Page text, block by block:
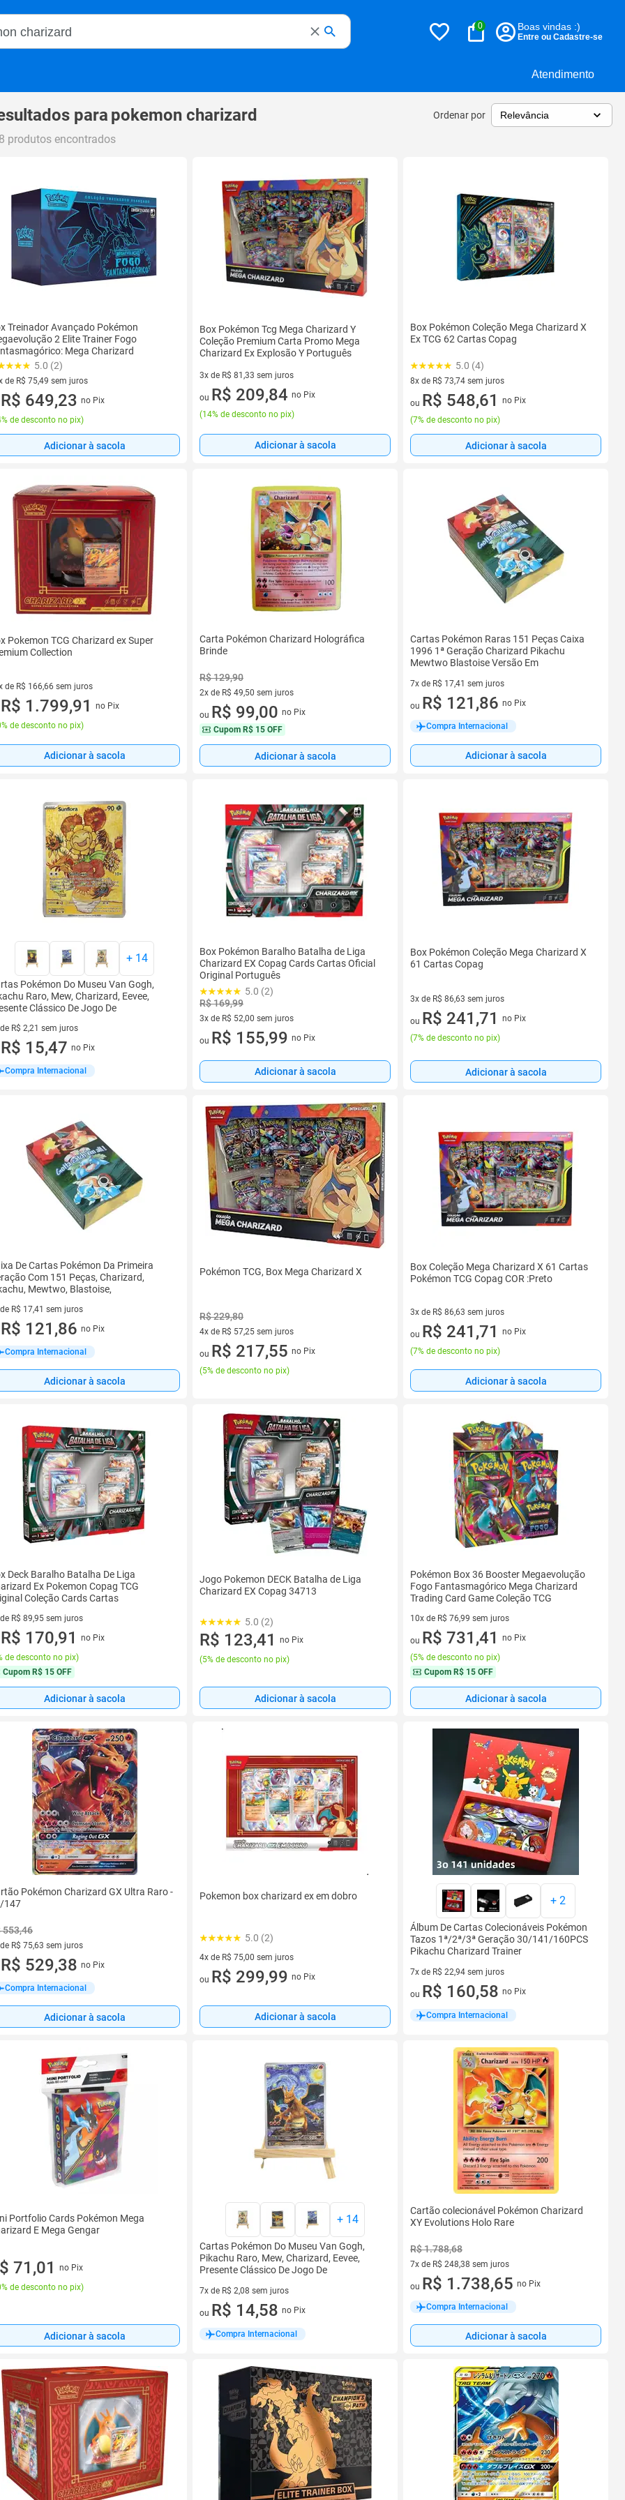
Atendimento
Magalu
0 Boas vindas :)
Entre ou Cadastre-se
para pokemon charizard Ordenar por
produtos encontrados
Treinador Avançado Pokémon
2 Elite Trainer Fogo
Mega Charizard
5.0 (2)
de R$ 75,49 sem juros
vez de R$ 75,49 sem juros
R$ 649,23 no Pix
de desconto no pix)
Adicionar à sacola
Box Pokémon Tcg Mega Charizard Y
Coleção Premium Carta Promo Mega
Charizard Ex Explosão Y Português
3x de R$ 81,33 sem juros
3 vez de R$ 81,33 sem juros
ou R$ 209,84 no Pix
(14% de desconto no pix)
Adicionar à sacola
Box Pokémon Coleção Mega Charizard X
Ex TCG 62 Cartas Copag
5.0 (4)
8x de R$ 73,74 sem juros
8 vez de R$ 73,74 sem juros
ou R$ 548,61
no Pix
(7% de desconto no pix)
Adicionar à sacola
Pokemon TCG Charizard ex Super
Collection
de R$ 166,66 sem juros
vez de R$ 166,66 sem juros
R$ 1.799,91
no Pix
de desconto no pix)
Adicionar à sacola
Carta Pokémon Charizard Holográfica
Brinde
R$ 129,90
2x de R$ 49,50 sem juros
2 vez de R$ 49,50 sem juros
ou R$ 99,00 no Pix
Cupom R$ 15 OFF
Adicionar à sacola
Cartas Pokémon Raras 151 Peças Caixa
1996 1ª Geração Charizard Pikachu
Mewtwo Blastoise Versão Em
7x de R$ 17,41 sem juros
7 vez de R$ 17,41 sem juros
ou R$ 121,86 no Pix
Compra Internacional
Adicionar à sacola
+ 14
Pokémon Do Museu Van Gogh,
Raro, Mew, Charizard, Eevee,
Clássico De Jogo De
R$ 2,21 sem juros
de R$ 2,21 sem juros
R$ 15,47 no Pix
Compra Internacional
Box Pokémon Baralho Batalha de Liga
Charizard EX Copag Cards Cartas Oficial
Original Português
5.0 (2)
R$ 169,99
3x de R$ 52,00 sem juros
3 vez de R$ 52,00 sem juros
ou R$ 155,99 no Pix
Adicionar à sacola
Box Pokémon Coleção Mega Charizard X
61 Cartas Copag
3x de R$ 86,63 sem juros
3 vez de R$ 86,63 sem juros
ou R$ 241,71
no Pix
(7% de desconto no pix)
Adicionar à sacola
De Cartas Pokémon Da Primeira
Com 151 Peças, Charizard,
Mewtwo, Blastoise,
R$ 17,41 sem juros
de R$ 17,41 sem juros
R$ 121,86 no Pix
Compra Internacional
Adicionar à sacola
Pokémon TCG, Box Mega Charizard X
R$ 229,80
4x de R$ 57,25 sem juros
4 vez de R$ 57,25 sem juros
ou R$ 217,55 no Pix
(5% de desconto no pix)
Box Coleção Mega Charizard X 61 Cartas
Pokémon TCG Copag COR :Preto
3x de R$ 86,63 sem juros
3 vez de R$ 86,63 sem juros
ou R$ 241,71
no Pix
(7% de desconto no pix)
Adicionar à sacola
Deck Baralho Batalha De Liga
Ex Pokemon Copag TCG
Coleção Cards Cartas
R$ 89,95 sem juros
de R$ 89,95 sem juros
R$ 170,91
no Pix
de desconto no pix)
Cupom R$ 15 OFF
Adicionar à sacola
Jogo Pokemon DECK Batalha de Liga
Charizard EX Copag 34713
5.0 (2)
R$ 123,41
no Pix
(5% de desconto no pix)
Adicionar à sacola
Pokémon Box 36 Booster Megaevolução
Fogo Fantasmagórico Mega Charizard
Trading Card Game Coleção TCG
10x de R$ 76,99 sem juros
10 vez de R$ 76,99 sem juros
ou R$ 731,41
no Pix
(5% de desconto no pix)
Cupom R$ 15 OFF
Adicionar à sacola
Pokémon Charizard GX Ultra Raro -
147
553,46
R$ 75,63 sem juros
de R$ 75,63 sem juros
R$ 529,38 no Pix
Compra Internacional
Adicionar à sacola
Pokemon box charizard ex em dobro
5.0 (2)
4x de R$ 75,00 sem juros
4 vez de R$ 75,00 sem juros
ou R$ 299,99 no Pix
Adicionar à sacola
+ 2
Álbum De Cartas Colecionáveis Pokémon
Tazos 1ª/2ª/3ª Geração 30/141/160PCS
Pikachu Charizard Trainer
7x de R$ 22,94 sem juros
7 vez de R$ 22,94 sem juros
ou R$ 160,58 no Pix
Compra Internacional
Portfolio Cards Pokémon Mega
E Mega Gengar
71,01
no Pix
de desconto no pix)
Adicionar à sacola
+ 14
Cartas Pokémon Do Museu Van Gogh,
Pikachu Raro, Mew, Charizard, Eevee,
Presente Clássico De Jogo De
7x de R$ 2,08 sem juros
7 vez de R$ 2,08 sem juros
ou R$ 14,58 no Pix
Compra Internacional
Cartão colecionável Pokémon Charizard
XY Evolutions Holo Rare
R$ 1.788,68
7x de R$ 248,38 sem juros
7 vez de R$ 248,38 sem juros
ou R$ 1.738,65 no Pix
Compra Internacional
Adicionar à sacola